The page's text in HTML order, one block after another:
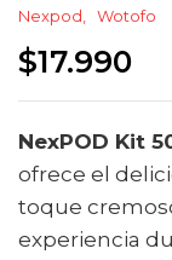
Nexpod Wotofo
$17.990
NexPOD Kit
ofrece el
toque
experiencia